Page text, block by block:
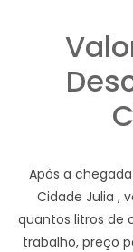
Após a
Cidade Julia ,
quantos litros de
trabalho, preço